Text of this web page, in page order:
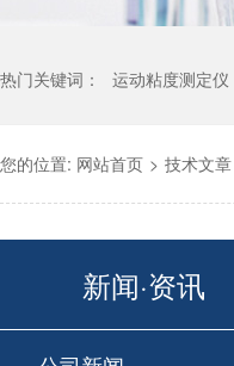
热门关键词： 运动粘度测定仪
您的位置: 网站首页 > 技术文章
新闻·资讯